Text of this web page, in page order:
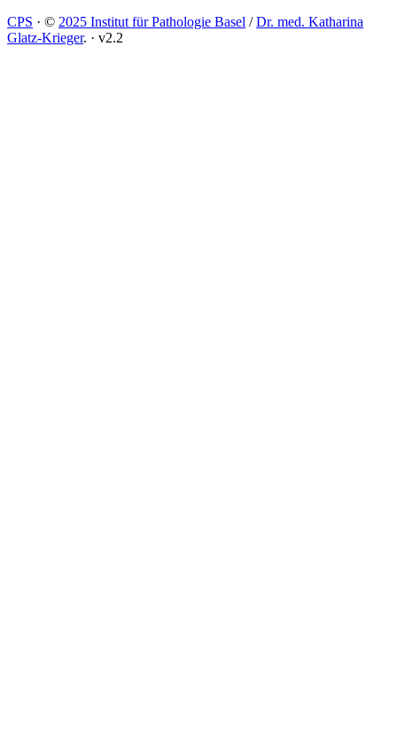
CPS · © 2025 Institut für Pathologie Basel /Dr. med. Katharina
Glatz-Krieger. · v2.2